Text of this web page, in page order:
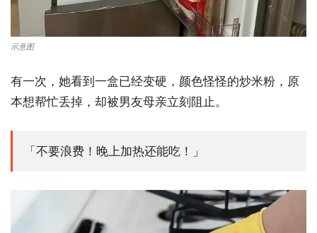
示意图
有一次，她看到一盒已经变硬，颜色怪怪的炒米粉，原
本想帮忙丢掉，却被男友母亲立刻阻止。
「不要浪费！晚上加热还能吃！」